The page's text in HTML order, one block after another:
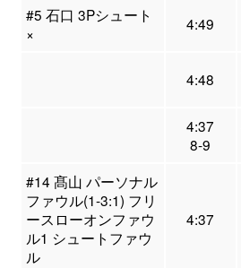
#5 石口 3Pシュート
×
4:49
4:48
4:37
8-9
#14 髙山 パーソナル
ファウル(1-3:1) フリ
ースローオンファウ
ル1 シュートファウ
ル
4:37